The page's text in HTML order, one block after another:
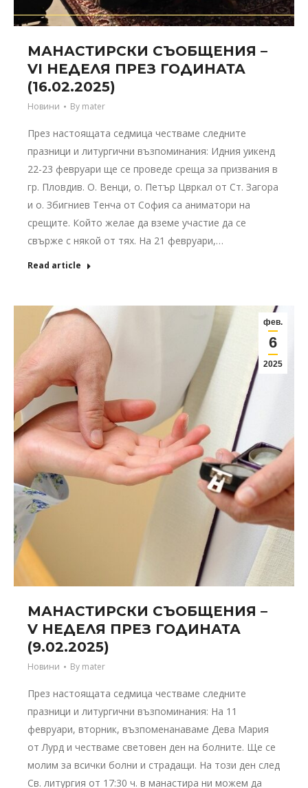
МАНАСТИРСКИ СЪОБЩЕНИЯ –
VI НЕДЕЛЯ ПРЕЗ ГОДИНАТА
(16.02.2025)
Новини By mater
През настоящата седмица честваме следните
празници и литургични възпоминания: Идния уикенд
22-23 февруари ще се проведе среща за призвания в
гр. Пловдив. О. Венци, о. Петър Цвркал от Ст. Загора
и о. Збигниев Тенча от София са аниматори на
срещите. Който желае да вземе участие да се
свърже с някой от тях. На 21 февруари,…
Read article
фев.
6
2025
МАНАСТИРСКИ СЪОБЩЕНИЯ –
V НЕДЕЛЯ ПРЕЗ ГОДИНАТА
(9.02.2025)
Новини By mater
През настоящата седмица честваме следните
празници и литургични възпоминания: На 11
февруари, вторник, възпоменанаваме Дева Мария
от Лурд и честваме световен ден на болните. Ще се
молим за всички болни и страдащи. На този ден след
Св. литургия от 17:30 ч. в манастира ни можем да